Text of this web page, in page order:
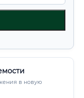
в новую